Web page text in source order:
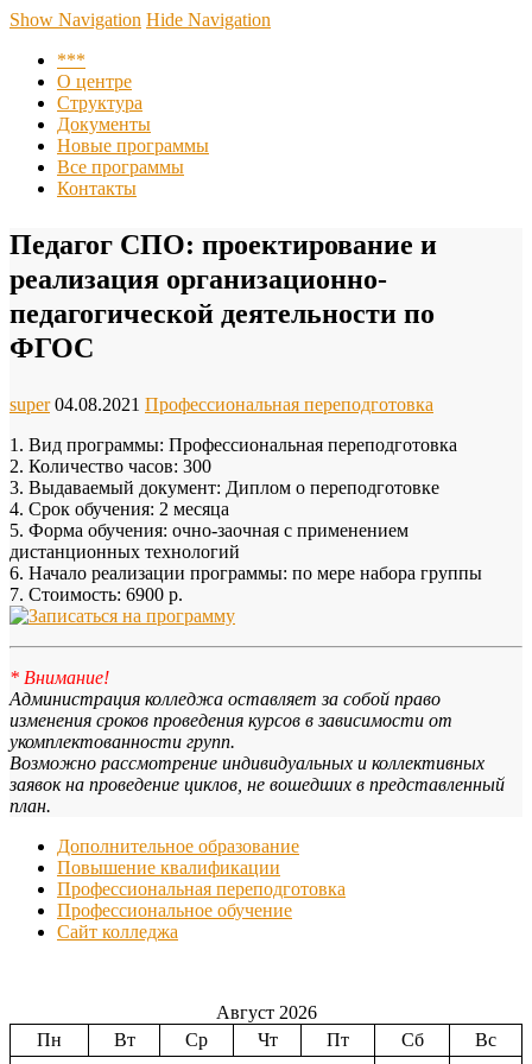
Центр повышения квалификации, подготовки и
Шамиля
Show Navigation Hide Navigation
***
О центре
Структура
Документы
Новые программы
Все программы
Контакты
Педагог СПО: проектирование и
реализация организационно-
педагогической деятельности по
ФГОС
super 04.08.2021 Профессиональная переподготовка
1. Вид программы: Профессиональная переподготовка
2. Количество часов: 300
3. Выдаваемый документ: Диплом о переподготовке
4. Срок обучения: 2 месяца
5. Форма обучения: очно-заочная с применением
дистанционных технологий
6. Начало реализации программы: по мере набора группы
7. Стоимость: 6900 р.
* Внимание!
Администрация колледжа оставляет за собой право
изменения сроков проведения курсов в зависимости от
укомплектованности групп.
Возможно рассмотрение индивидуальных и коллективных
заявок на проведение циклов, не вошедших в представленный
план.
Дополнительное образование
Повышение квалификации
Профессиональная переподготовка
Профессиональное обучение
Сайт колледжа
Август 2026
Пн
Вт Ср Чт Пт Сб
Вс